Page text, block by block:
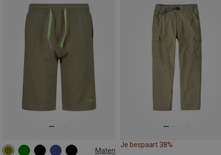
Maten
Je bespaart 38%